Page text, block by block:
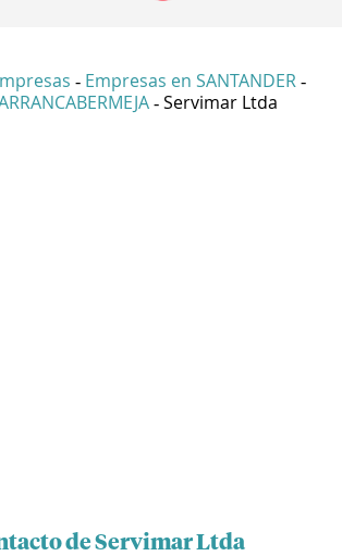
- Empresas en SANTANDER -
- Servimar Ltda
de Servimar Ltda